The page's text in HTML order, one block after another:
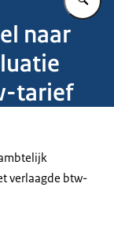
naar
tarief
verlaagde btw-